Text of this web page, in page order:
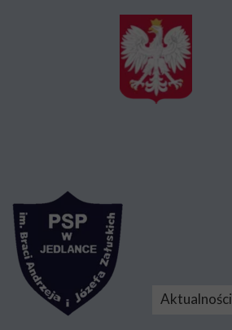
Aktualności